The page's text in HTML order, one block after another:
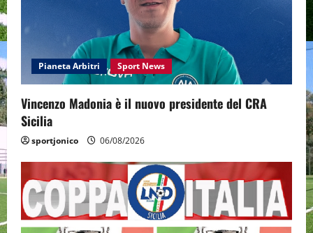
Pianeta Arbitri Sport News
Vincenzo Madonia è il nuovo presidente del CRA
Sicilia
sportjonico 06/08/2026